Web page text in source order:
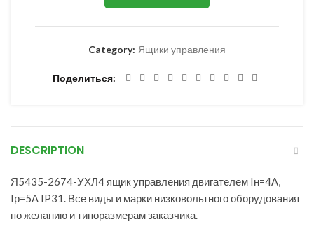
Category: Ящики управления
Поделиться
DESCRIPTION
Я5435-2674-УХЛ4 ящик управления двигателем Iн=4А,
Iр=5А IP31. Все виды и марки низковольтного оборудования
по желанию и типоразмерам заказчика.